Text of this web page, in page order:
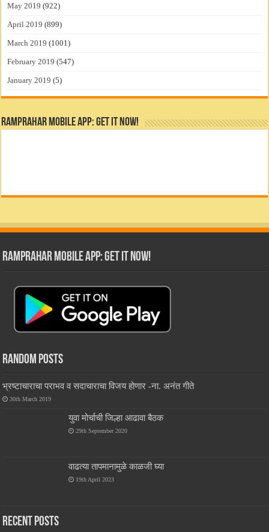
May 2019 (922)
April 2019 (899)
March 2019 (1001)
February 2019 (547)
January 2019 (5)
RamPrahar Mobile App: Get it Now!
RamPrahar Mobile App: Get it Now!
Random Posts
भ्रष्टाचाराचा पराभव व सदाचाराचा विजय होणार -ना. अनंत गीते
30th March 2019
युवा मोर्चाची जिल्हा आढावा बैठक
29th September 2020
वाढत्या तापमानामुळे काळजी घ्या
19th April 2023
Recent Posts